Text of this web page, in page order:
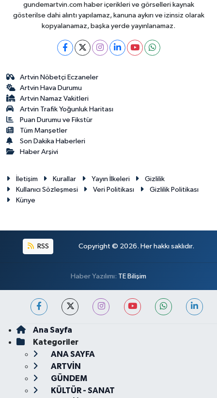
gundemartvin.com haber içerikleri ve görselleri kaynak
gösterilse dahi alıntı yapılamaz, kanuna aykırı ve izinsiz olarak
kopyalanamaz, başka yerde yayınlanamaz.
Artvin Nöbetçi Eczaneler
Artvin Hava Durumu
Artvin Namaz Vakitleri
Artvin Trafik Yoğunluk Haritası
Puan Durumu ve Fikstür
Tüm Manşetler
Son Dakika Haberleri
Haber Arşivi
İletişim Kurallar Yayın İlkeleri
Gizlilik
Kullanıcı Sözleşmesi
Veri Politikası
Gizlilik Politikası
Künye
RSS Copyright © 2026. Her hakkı saklıdır.
Haber Yazılımı: TE Bilişim
Ana Sayfa
Kategoriler
ANA SAYFA
ARTVİN
GÜNDEM
KÜLTÜR - SANAT